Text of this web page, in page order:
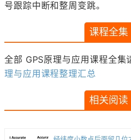
号跟踪中断和整周变跳。
课程全集
全部 GPS原理与应用课程全集
理与应用课程整理汇总
相关阅读